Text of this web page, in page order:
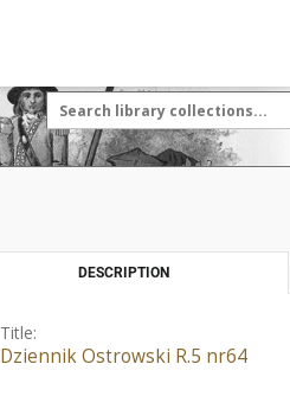
DESCRIPTION
Title:
Dziennik Ostrowski R.5 nr64